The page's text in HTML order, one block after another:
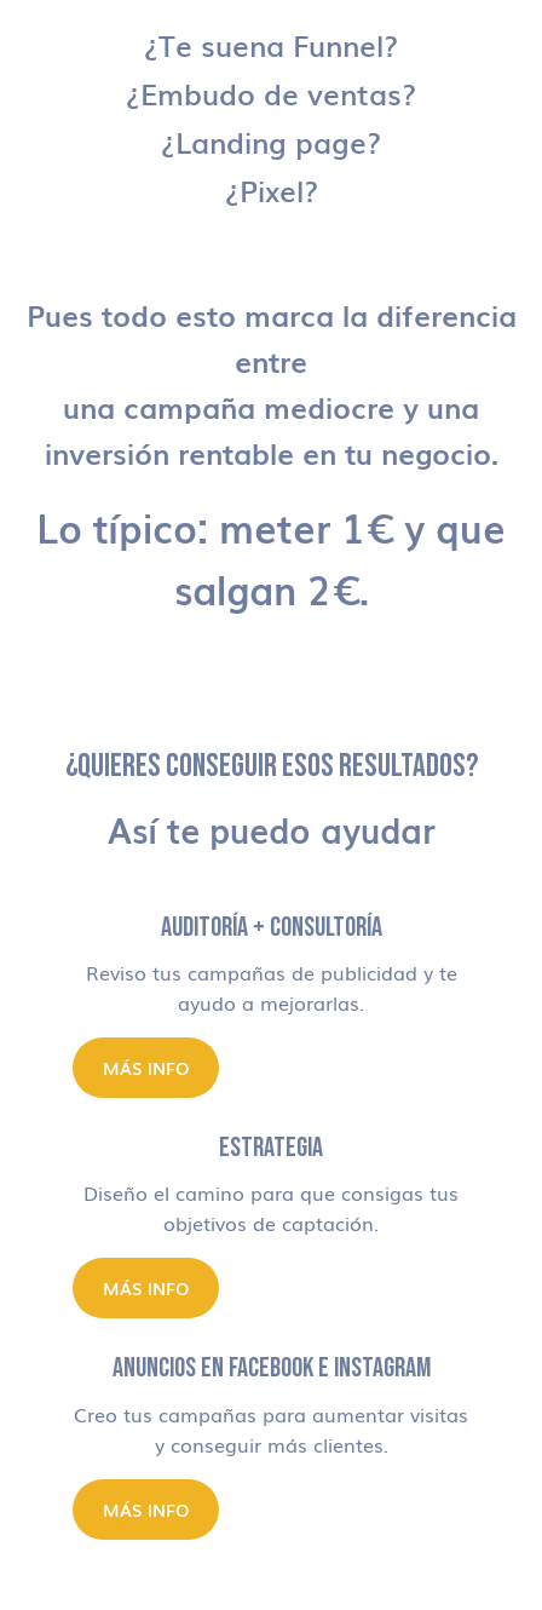
¿Te suena Funnel?
¿Embudo de ventas?
¿Landing page?
¿Pixel?
Pues todo esto marca la diferencia
entre
una campaña mediocre y una
inversión rentable en tu negocio.
Lo típico: meter 1€ y que
salgan 2€.
¿QUIERES CONSEGUIR ESOS RESULTADOS?
Así te puedo ayudar
AUDITORÍA + CONSULTORÍA
Reviso tus campañas de publicidad y te
ayudo a mejorarlas.
MÁS INFO
ESTRATEGIA
Diseño el camino para que consigas tus
objetivos de captación.
MÁS INFO
ANUNCIOS EN FACEBOOK E INSTAGRAM
Creo tus campañas para aumentar visitas
y conseguir más clientes.
MÁS INFO